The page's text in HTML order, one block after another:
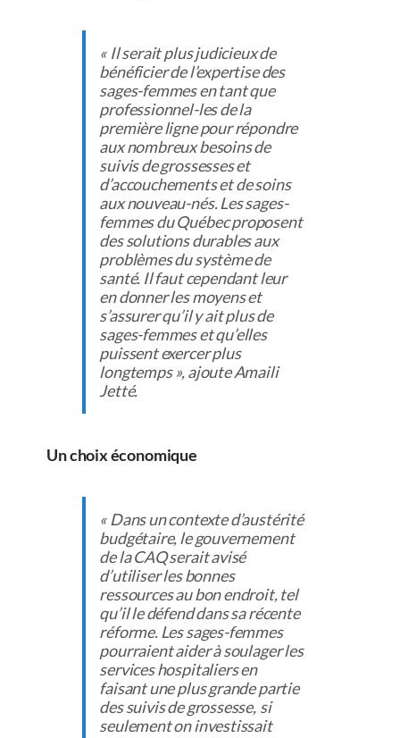
« Il serait plus judicieux de
bénéficier de l’expertise des
sages-femmes en tant que
professionnel-les de la
première ligne pour répondre
aux nombreux besoins de
suivis de grossesses et
d’accouchements et de soins
aux nouveau-nés. Les sages-
femmes du Québec proposent
des solutions durables aux
problèmes du système de
santé. Il faut cependant leur
en donner les moyens et
s’assurer qu’il y ait plus de
sages-femmes et qu’elles
puissent exercer plus
longtemps », ajoute Amaili
Jetté.
Un choix économique
« Dans un contexte d’austérité
budgétaire, le gouvernement
de la CAQ serait avisé
d’utiliser les bonnes
ressources au bon endroit, tel
qu’il le défend dans sa récente
réforme. Les sages-femmes
pourraient aider à soulager les
services hospitaliers en
faisant une plus grande partie
des suivis de grossesse, si
seulement on investissait